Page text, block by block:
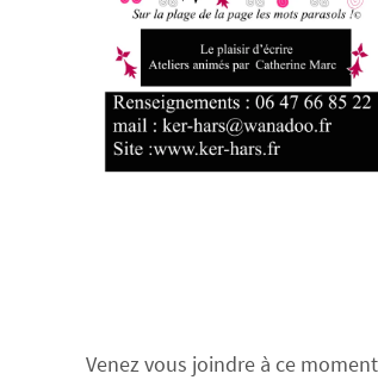
Venez vous joindre à ce